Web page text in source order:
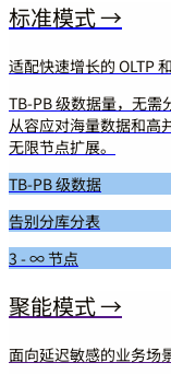
标准模式 →
适配快速增长的 OLTP
TB-PB 级数据量，无需
从容应对海量数据和高
无限节点扩展。
TB-PB 级数据
告别分库分表
3 - ∞ 节点
聚能模式 →
面向延迟敏感的业务场